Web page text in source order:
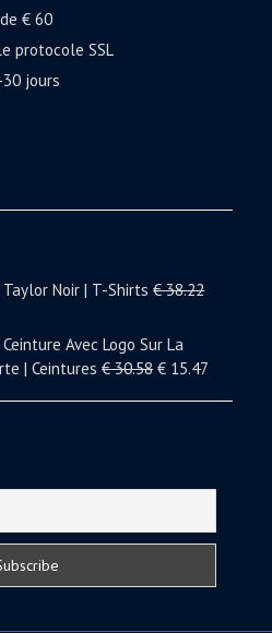
€ 60
protocole SSL
jours
Noir | T-Shirts €38.22
Avec Logo Sur La
| Ceintures €30.58 € 15.47